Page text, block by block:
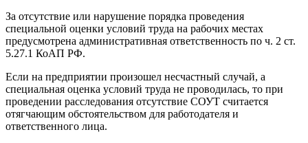
За отсутствие или нарушение порядка проведения
специальной оценки условий труда на рабочих местах
предусмотрена административная ответственность по ч. 2 ст.
5.27.1 КоАП РФ.
Если на предприятии произошел несчастный случай, а
специальная оценка условий труда не проводилась, то при
проведении расследования отсутствие СОУТ считается
отягчающим обстоятельством для работодателя и
ответственного лица.